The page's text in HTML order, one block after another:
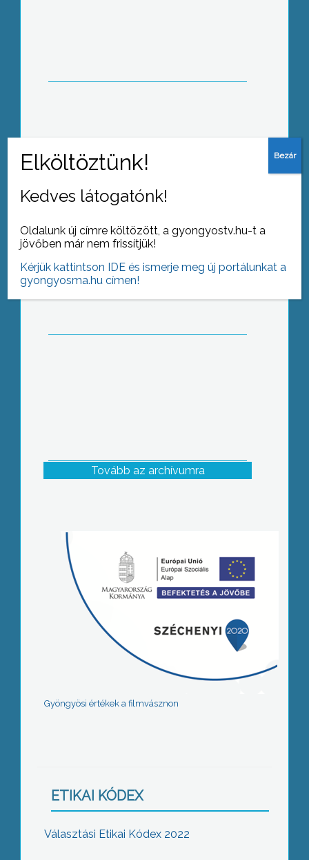
idén nem várható felújítás
táborozást a Gyöngyösi Szórako-Zoo
Szabadidőpark és Kisállatkertben
Tovább az archívumra
Gyöngyösi értékek a filmvásznon
ETIKAI KÓDEX
Választási Etikai Kódex 2022
Kedves látogatónk!
Oldalunk új címre költözött, a gyongyostv.hu-t a
jövőben már nem frissítjük!
Kérjük kattintson IDE és ismerje meg új portálunkat a
gyongyosma.hu címen!